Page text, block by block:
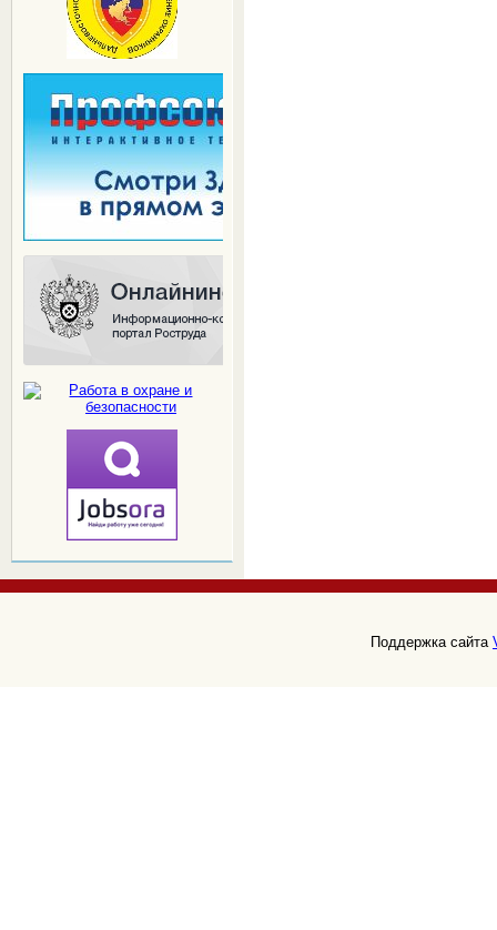
Поддержка сайта